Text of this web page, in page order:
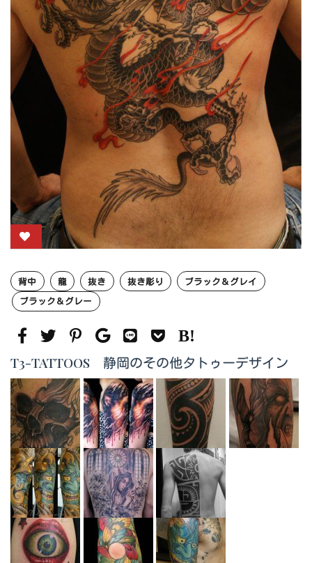
背中 龍 抜き 抜き彫り
ブラック＆グレイ
ブラック＆グレー
T3-TATTOOS 静岡のその他タトゥーデザイン